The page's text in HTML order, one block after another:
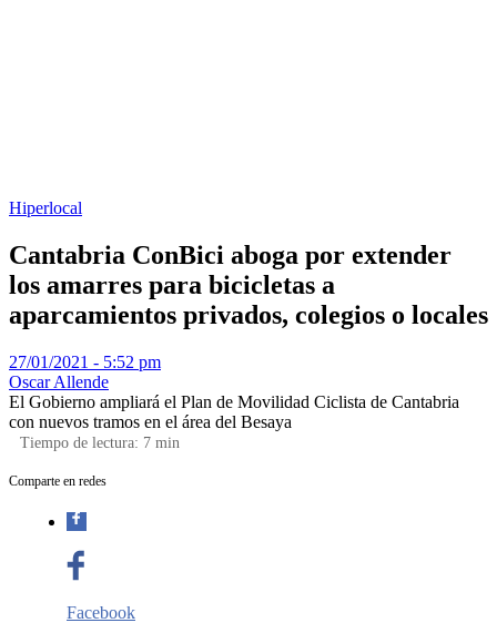
Hiperlocal
Cantabria ConBici aboga por extender
los amarres para bicicletas a
aparcamientos privados, colegios o locales
27/01/2021 - 5:52 pm
Oscar Allende
El Gobierno ampliará el Plan de Movilidad Ciclista de Cantabria
con nuevos tramos en el área del Besaya
Tiempo de lectura: 7 min
Comparte en redes
Facebook